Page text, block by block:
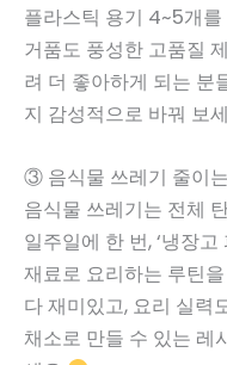
플라스틱 용기 4~5개
거품도 풍성한 고품질
려 더 좋아하게 되는 분
지 감성적으로 바꿔 보
③ 음식물 쓰레기 줄이는
음식물 쓰레기는 전체
일주일에 한 번, ‘냉장
재료로 요리하는 루틴
다 재미있고, 요리 실력
채소로 만들 수 있는 레